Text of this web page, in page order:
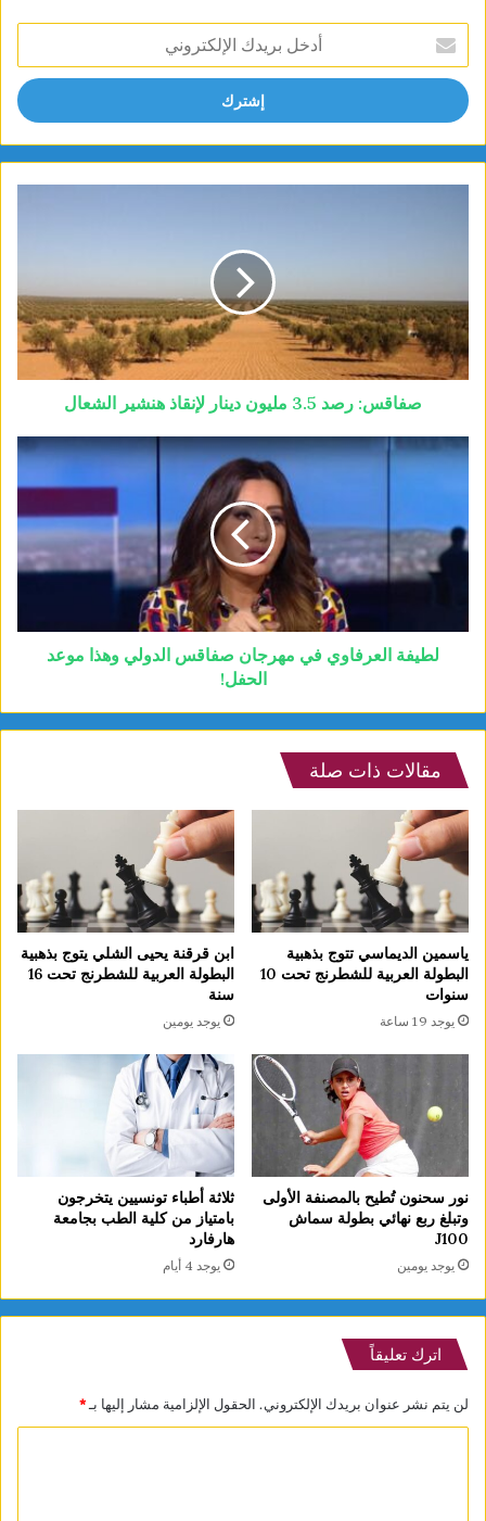
بريدك
الإلكتروني
صفاقس: رصد 3.5 مليون دينار لإنقاذ هنشير الشعال
لطيفة العرفاوي في مهرجان صفاقس الدولي وهذا موعد
الحفل!
مقالات ذات صلة
ياسمين الديماسي تتوج بذهبية
البطولة العربية للشطرنج تحت 10
سنوات
يوجد 19 ساعة
ابن قرقنة يحيى الشلي يتوج بذهبية
البطولة العربية للشطرنج تحت 16
سنة
يوجد يومين
نور سحنون تُطيح بالمصنفة الأولى
وتبلغ ربع نهائي بطولة سماش
J100
يوجد يومين
ثلاثة أطباء تونسيين يتخرجون
بامتياز من كلية الطب بجامعة
هارفارد
يوجد 4 أيام
اترك تعليقاً
لن يتم نشر عنوان بريدك الإلكتروني. الحقول الإلزامية مشار إليها بـ*